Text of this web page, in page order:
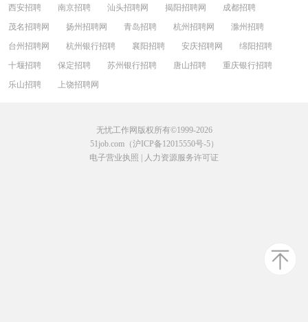
西安招聘
南京招聘 汕头招聘网 揭阳招聘网
成都招聘
茂名招聘网
扬州招聘网 青岛招聘 杭州招聘网
滁州招聘
台州招聘网
杭州银行招聘 襄阳招聘 安庆招聘网
绵阳招聘
十堰招聘
保定招聘 苏州银行招聘 唐山招聘
重庆银行招聘
乐山招聘
上饶招聘网
无忧工作网版权所有©1999-2026
51job.com（沪ICP备12015550号-5）
电子营业执照
人力资源服务许可证